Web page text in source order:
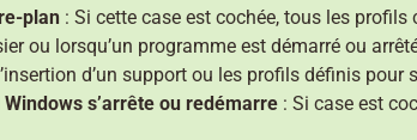
plan : Si cette case est cochée, tous les profils
ou lorsqu’un programme est démarré ou
d’un support ou les profils définis
s’arrête ou redémarre : Si case est